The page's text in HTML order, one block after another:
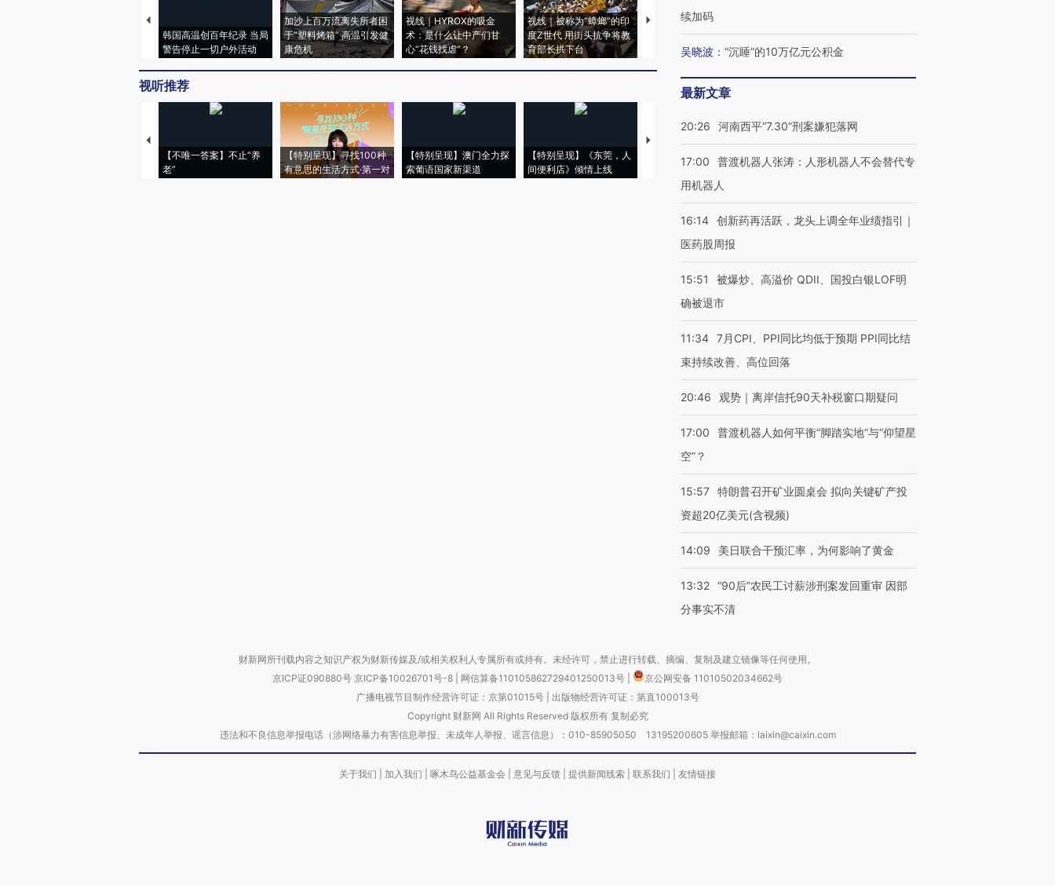
武契奇谈北约轰炸我使馆：不要将当今的和平稳定以及中国这片土地上前所未有的美好生活视为理所当然
武契奇参观小米汽车工厂，幽默发声：我买不起，但车很漂亮
媒体曝光成都有关洗涤企业布草混洗 涉事企业已停业接受调查
经港珠澳大桥珠海公路口岸出入境港澳单牌车总量突破1000万辆次
山东泰安市通报“泰山石违规开采、囤积售卖等问题”
国家能源局发布51个“人工智能+”能源高价值场景
工业和信息化部发布2026年汽车标准化工作要点
两项光伏行业强制性国标发布 进一步筑牢安全底线
日方称中方关于日本“新型军国主义”说法不成立，外交部：相比日本怎么说，更应该关注的是日本怎么做
美国、日本、印度和澳大利亚启动针对印度洋-太平洋地区的海上监控计划，中方回应
真主党呼吁：推翻黎巴嫩政府
韩国高温创百年纪录 当局
警告停止一切户外活动
加沙上百万流离失所者困
于“塑料烤箱” 高温引发健
康危机
视线｜HYROX的吸金
术：是什么让中产们甘
心“花钱找虐”？
视线｜被称为“蟑螂”的印
度Z世代 用街头抗争将教
育部长拱下台
视线｜“入侵”还是“人道危
机”？难民潮撕裂西班牙
飞地休达
128毫米 紧急转移近
4000人
雨 3小时累计雨量超80毫
视听推荐
【不唯一答案】不止“养
老”
【特别呈现】寻找100种
有意思的生活方式·第一对
【特别呈现】澳门全力探
索葡语国家新渠道
【特别呈现】《东莞，人
间便利店》倾情上线
【推广】走进第四届链博
会，让数智科技“链”接产
【特别呈现】寻找100种
有意思的生活方式·第三对
【商旅对话】华住集团
CFO：不靠规模取胜，华
住三大增长引擎是什么？
续加码
吴晓波 ： “沉睡”的10万亿元公积金
最新文章
20:26 河南西平“7.30”刑案嫌犯落网
17:00
普渡机器人张涛：人形机器人不会替代专
用机器人
16:14 创新药再活跃，龙头上调全年业绩指引｜
医药股周报
15:51
被爆炒、高溢价 QDII、国投白银LOF明
确被退市
11:34 7月CPI、PPI同比均低于预期 PPI同比结
束持续改善、高位回落
20:46 观势｜离岸信托90天补税窗口期疑问
17:00
普渡机器人如何平衡“脚踏实地”与“仰望星
空”？
15:57 特朗普召开矿业圆桌会 拟向关键矿产投
资超20亿美元(含视频)
14:09 美日联合干预汇率，为何影响了黄金
13:32 “90后”农民工讨薪涉刑案发回重审 因部
分事实不清
财新网所刊载内容之知识产权为财新传媒及/或相关权利人专属所有或持有。未经许可，禁止进行转载、摘编、复制及建立镜像等任何使用。
京ICP证090880号 京ICP备10026701号-8 网信算备110105862729401250013号
京公网安备 11010502034662号
广播电视节目制作经营许可证：京第01015号| 出版物经营许可证：第直100013号
Copyright 财新网 All Rights Reserved 版权所有 复制必究
违法和不良信息举报电话（涉网络暴力有害信息举报、未成年人举报、谣言信息）：010-85905050 13195200605 举报邮箱：laixin@caixin.com
关于我们 加入我们 啄木鸟公益基金会 意见与反馈 提供新闻线索 联系我们 友情链接